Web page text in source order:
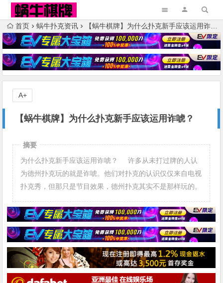
首页 蜗牛扑克资讯 【蜗牛棋牌】​为什么扑克新手应该运用诈唬？
【蜗牛棋牌】​为什么扑克新手应该运用诈唬？
A+
摘要
为什么扑克新手应该运用诈唬？ 许多从未打过牌的人认
为德州扑克玩的就是诈唬。他们对扑克的认识仅仅来自电视
扑克秀，但那只是节目效果，德州扑克其实不是那样玩的。